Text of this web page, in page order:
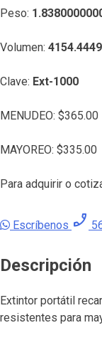
Peso:
Volumen:
Clave: Ext-1000
MENUDEO: $365.00
MAYOREO: $335.00
Para adquirir o
Escríbenos phone_enabled
Descripción
Extintor portátil
resistentes para